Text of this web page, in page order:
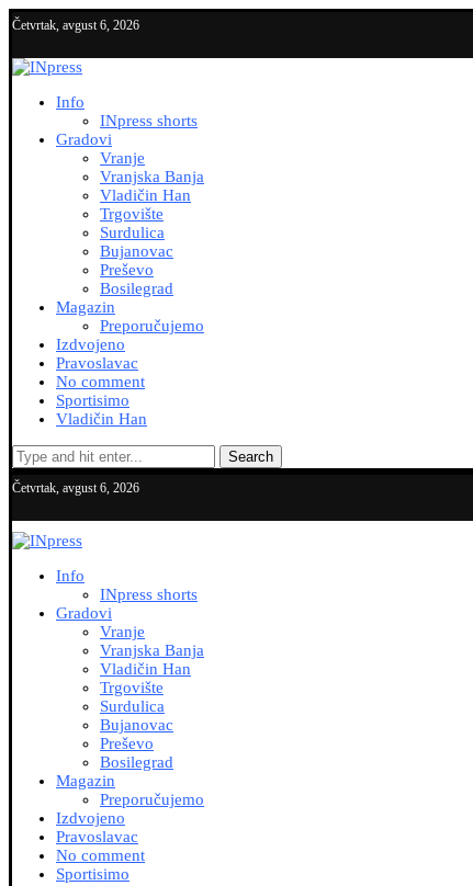
Četvrtak, avgust 6, 2026
Info
INpress shorts
Gradovi
Vranje
Vranjska Banja
Vladičin Han
Trgovište
Surdulica
Bujanovac
Preševo
Bosilegrad
Magazin
Preporučujemo
Izdvojeno
Pravoslavac
No comment
Sportisimo
Vladičin Han
Search
Četvrtak, avgust 6, 2026
Info
INpress shorts
Gradovi
Vranje
Vranjska Banja
Vladičin Han
Trgovište
Surdulica
Bujanovac
Preševo
Bosilegrad
Magazin
Preporučujemo
Izdvojeno
Pravoslavac
No comment
Sportisimo